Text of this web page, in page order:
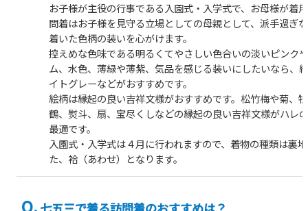
お子様が主役の行事である入園式・入学式で、お母様が着
問着はお子様を見守る立場としての母親として、派手過ぎ
着いた色柄の装いを心がけます。
控えめな色味である明るくてやさしい色合いの淡いピンク
ム、水色、薄緑や薄紫、気品を感じる装いにしたいなら、
イトグレーなどがおすすめです。
絵柄は縁起の良い吉祥文様がおすすめです。松竹梅や菊、
鶴、熨斗、扇、宝尽くしなどの縁起の良い吉祥文様がハレ
最適です。
入園式・入学式は４月に行われますので、着物の種類は裏
た、袷（あわせ）となります。